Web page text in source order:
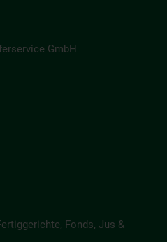
GmbH
Fonds, Jus &